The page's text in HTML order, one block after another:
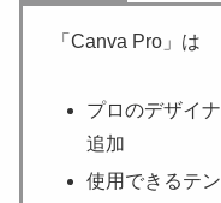
「Canva Pro」は
プロのデザイ
追加
使用できるテ